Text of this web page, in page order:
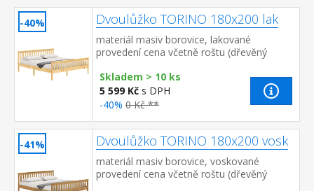
-40% Dvoulůžko TORINO 180x200 lak
materiál masiv borovice, lakované
provedení cena včetně roštu (dřevěný
matrace 180 × 200 cm nebo 2 ku...
Skladem > 10 ks
5 599 Kč s DPH
-40% 0 Kč **
-41% Dvoulůžko TORINO 180x200 vosk
materiál masiv borovice, voskované
provedení cena včetně roštu (dřevěný